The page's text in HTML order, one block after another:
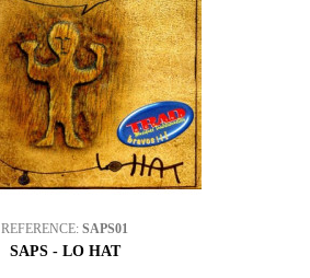
REFERENCE: SAPS01
SAPS - LO HAT